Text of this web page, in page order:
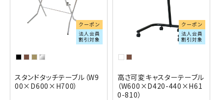
クーポン
法人会員
割引対象
スタンドタッチテーブル（W9
00×D600×H700）
クーポン
法人会員
割引対象
高さ可変キャスターテーブル
（W600×D420-440×H61
0-810）